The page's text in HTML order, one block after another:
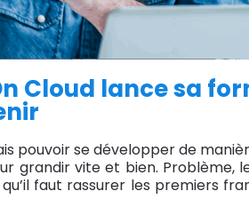
Cloud lance sa
pouvoir se développer de
grandir vite et bien.
faut rassurer les premiers